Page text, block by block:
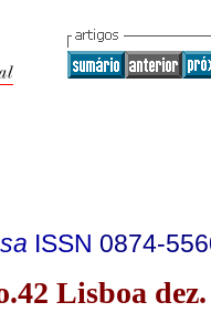
ISSN 0874-
Lisboa dez.